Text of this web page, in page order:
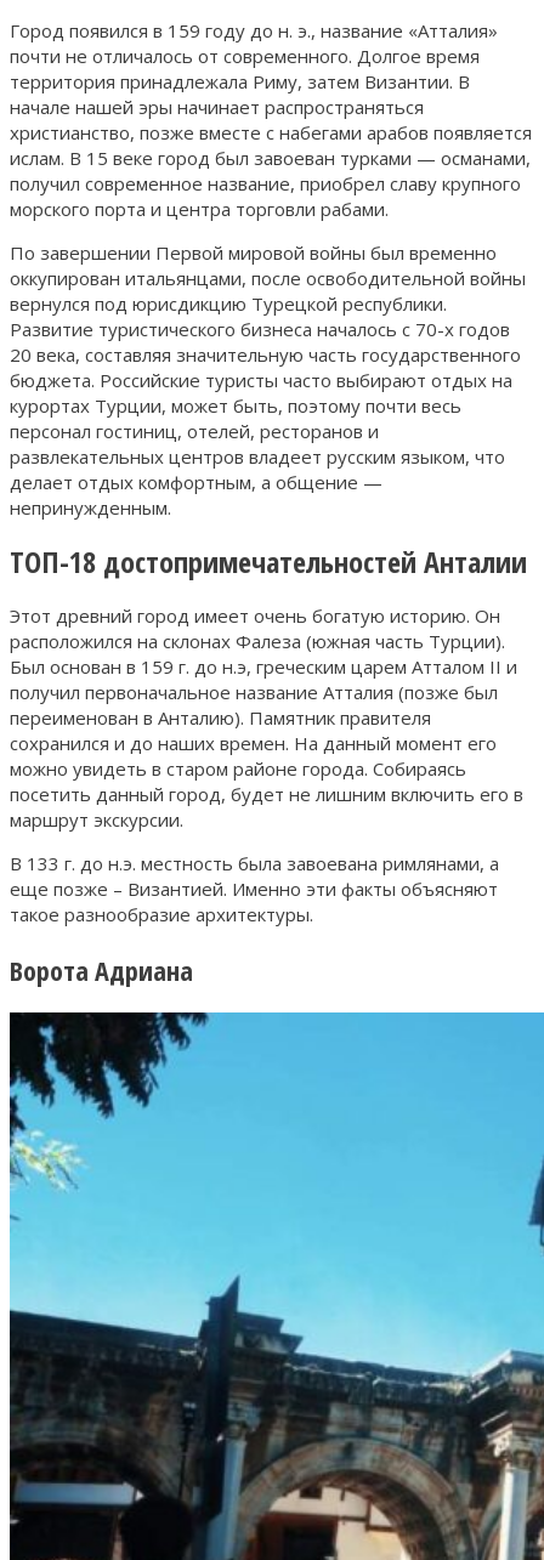
Город появился в 159 году до н. э., название «Атталия»
почти не отличалось от современного. Долгое время
территория принадлежала Риму, затем Византии. В
начале нашей эры начинает распространяться
христианство, позже вместе с набегами арабов появляется
ислам. В 15 веке город был завоеван турками — османами,
получил современное название, приобрел славу крупного
морского порта и центра торговли рабами.
По завершении Первой мировой войны был временно
оккупирован итальянцами, после освободительной войны
вернулся под юрисдикцию Турецкой республики.
Развитие туристического бизнеса началось с 70-х годов
20 века, составляя значительную часть государственного
бюджета. Российские туристы часто выбирают отдых на
курортах Турции, может быть, поэтому почти весь
персонал гостиниц, отелей, ресторанов и
развлекательных центров владеет русским языком, что
делает отдых комфортным, а общение —
непринужденным.
ТОП-18 достопримечательностей Анталии
Этот древний город имеет очень богатую историю. Он
расположился на склонах Фалеза (южная часть Турции).
Был основан в 159 г. до н.э, греческим царем Атталом II и
получил первоначальное название Атталия (позже был
переименован в Анталию). Памятник правителя
сохранился и до наших времен. На данный момент его
можно увидеть в старом районе города. Собираясь
посетить данный город, будет не лишним включить его в
маршрут экскурсии.
В 133 г. до н.э. местность была завоевана римлянами, а
еще позже – Византией. Именно эти факты объясняют
такое разнообразие архитектуры.
Ворота Адриана